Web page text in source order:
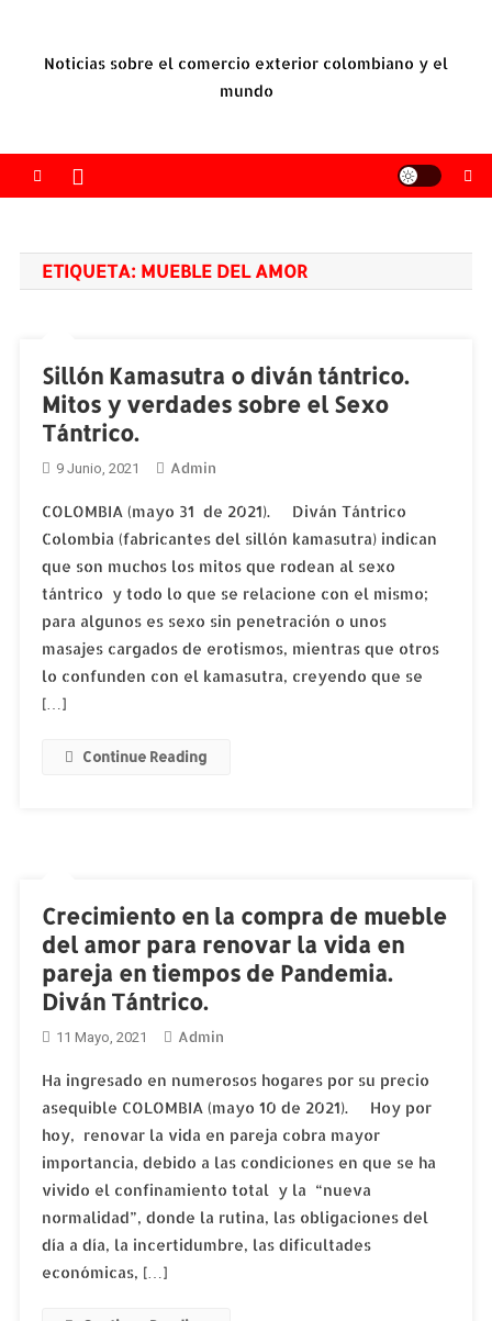
contenidoNoticias sobre el comercio exterior colombiano y el
mundo
ETIQUETA: MUEBLE DEL AMOR
Sillón Kamasutra o diván tántrico.
Mitos y verdades sobre el Sexo
Tántrico.
9 Junio, 2021 Admin
COLOMBIA (mayo 31 de 2021). Diván Tántrico
Colombia (fabricantes del sillón kamasutra) indican
que son muchos los mitos que rodean al sexo
tántrico y todo lo que se relacione con el mismo;
para algunos es sexo sin penetración o unos
masajes cargados de erotismos, mientras que otros
lo confunden con el kamasutra, creyendo que se
[…]
Continue Reading
Crecimiento en la compra de mueble
del amor para renovar la vida en
pareja en tiempos de Pandemia.
Diván Tántrico.
11 Mayo, 2021 Admin
Ha ingresado en numerosos hogares por su precio
asequible COLOMBIA (mayo 10 de 2021). Hoy por
hoy, renovar la vida en pareja cobra mayor
importancia, debido a las condiciones en que se ha
vivido el confinamiento total y la “nueva
normalidad”, donde la rutina, las obligaciones del
día a día, la incertidumbre, las dificultades
económicas, […]